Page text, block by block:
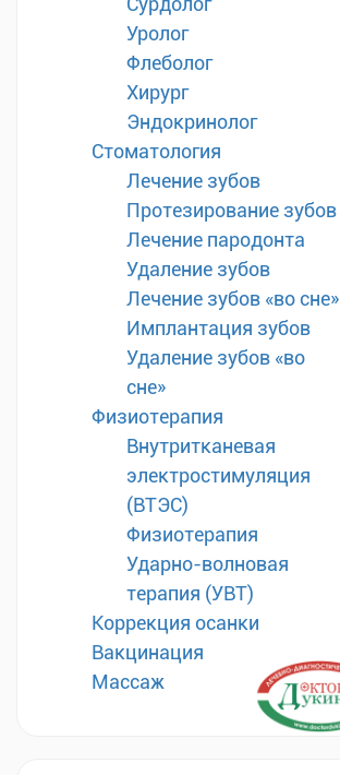
Уролог
Флеболог
Хирург
Эндокринолог
Стоматология
Лечение зубов
Протезирование зубов
Лечение пародонта
Удаление зубов
Лечение зубов «во сне»
Имплантация зубов
Удаление зубов «во
сне»
Физиотерапия
Внутритканевая
электростимуляция
(ВТЭС)
Физиотерапия
Ударно-волновая
терапия (УВТ)
Коррекция осанки
Вакцинация
Массаж